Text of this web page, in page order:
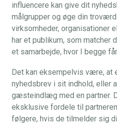
influencere kan give dit
målgrupper og øge din
virksomheder, organisationer
har et publikum, som matcher
et samarbejde, hvor I begge
Det kan eksempelvis være, at
nyhedsbrev i sit indhold, eller
gæsteindlæg med en partner.
eksklusive fordele til
følgere, hvis de tilmelder sig